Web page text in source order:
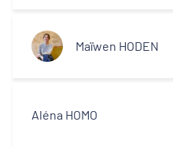
Maïwen HODEN
Aléna HOMO